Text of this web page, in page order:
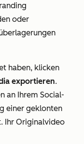
oder
haben, klicken
exportieren.
an Ihrem Social-
einer geklonten
Ihr Originalvideo